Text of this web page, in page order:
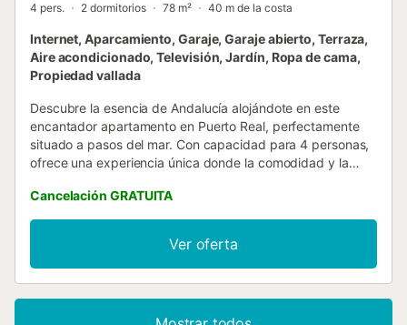
4 pers. 2 dormitorios 78 m² 40 m de la costa
Internet, Aparcamiento, Garaje, Garaje abierto, Terraza,
Aire acondicionado, Televisión, Jardín, Ropa de cama,
Propiedad vallada
Descubre la esencia de Andalucía alojándote en este
encantador apartamento en Puerto Real, perfectamente
situado a pasos del mar. Con capacidad para 4 personas,
ofrece una experiencia única donde la comodidad y la
estadía inolvidable. Equipado con todas las comodidades
contemporáneas, este refugio es ideal para quienes
buscan escapar de la rutina y sumergirse en el relajante
ambiente costero. En el interior, el apartamento destaca
por contar con aire acondicionado en todas las estancias,
Cancelación GRATUITA
Ver oferta